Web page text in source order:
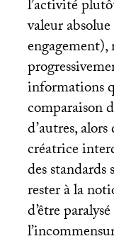
l’activité
valeur
informations
comparaison
d’autres,
créatrice
des
rester à la
d’être